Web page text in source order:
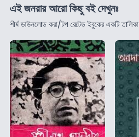
এই জনরার আরো কিছু বই দেখুনঃ
শীর্ষ ডাউনলোড করা/টপ রেটেড ইবুকের একটি তালিকা